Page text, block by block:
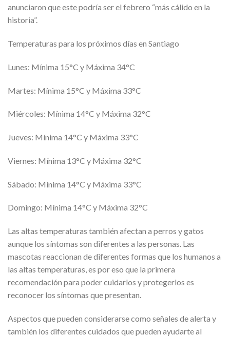
anunciaron que este podría ser el febrero “más cálido en la
historia”.
Temperaturas para los próximos días en Santiago
Lunes: Mínima 15°C y Máxima 34°C
Martes: Mínima 15°C y Máxima 33°C
Miércoles: Mínima 14°C y Máxima 32°C
Jueves: Mínima 14°C y Máxima 33°C
Viernes: Mínima 13°C y Máxima 32°C
Sábado: Mínima 14°C y Máxima 33°C
Domingo: Mínima 14°C y Máxima 32°C
Las altas temperaturas también afectan a perros y gatos
aunque los síntomas son diferentes a las personas. Las
mascotas reaccionan de diferentes formas que los humanos a
las altas temperaturas, es por eso que la primera
recomendación para poder cuidarlos y protegerlos es
reconocer los síntomas que presentan.
Aspectos que pueden considerarse como señales de alerta y
también los diferentes cuidados que pueden ayudarte al